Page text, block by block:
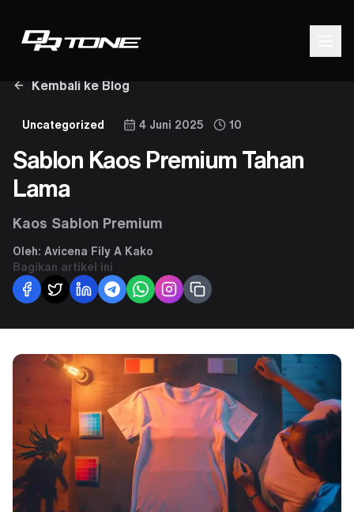
Kembali ke Blog
Uncategorized 4 Juni 2025 10
Sablon Kaos Premium Tahan
Lama
Kaos Sablon Premium
Oleh: Avicena Fily A Kako
Bagikan artikel ini